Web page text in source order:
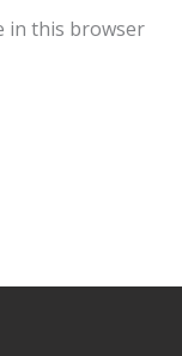
in this browser